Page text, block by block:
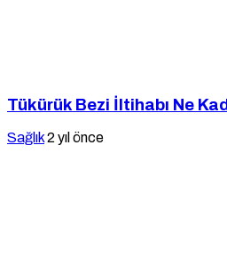
Tükürük Bezi İltihabı Ne
Sağlık2 yıl önce